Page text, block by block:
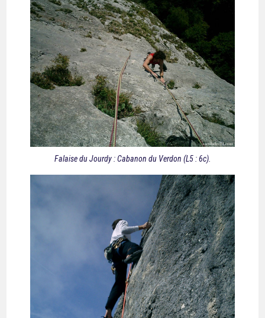
Falaise du Jourdy : Cabanon du Verdon (L5 : 6c).